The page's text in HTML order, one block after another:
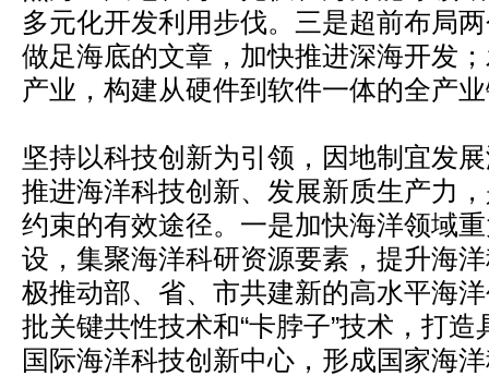
多元化开发利用步伐。三是超前布局
做足海底的文章，加快推进深海开发
产业，构建从硬件到软件一体的全产
坚持以科技创新为引领，因地制宜发
推进海洋科技创新、发展新质生产力
约束的有效途径。一是加快海洋领域
设，集聚海洋科研资源要素，提升海
极推动部、省、市共建新的高水平海
批关键共性技术和“卡脖子”技术，打
国际海洋科技创新中心，形成国家海